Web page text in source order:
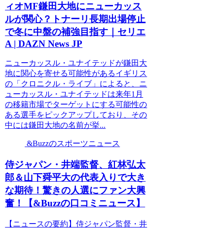
ィオMF鎌田大地にニューカッス
ルが関心？トナーリ長期出場停止
で冬に中盤の補強目指す｜セリエ
A | DAZN News JP
ニューカッスル・ユナイテッドが鎌田大
地に関心を寄せる可能性があるイギリス
の「クロニクル・ライブ」によると、ニ
ューカッスル・ユナイテッドは来年1月
の移籍市場でターゲットにする可能性の
ある選手をピックアップしており、その
中には鎌田大地の名前が挙...
&Buzzのスポーツニュース
侍ジャパン・井端監督、紅林弘太
郎＆山下舜平大の代表入りで大き
な期待！驚きの人選にファン大興
奮！【&Buzzの口コミニュース】
【ニュースの要約】侍ジャパン監督・井